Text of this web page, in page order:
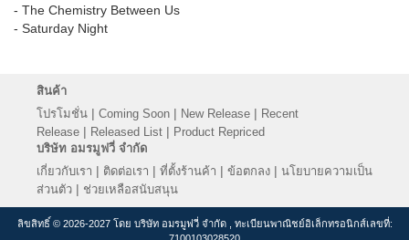
- The Chemistry Between Us
- Saturday Night
สินค้า
โปรโมชั่น | Coming Soon | New Release | Recent
Release | Released List | Product Repriced
บริษัท อมรมูฟวี่ จำกัด
เกี่ยวกับเรา | ติดต่อเรา | ที่ตั้งร้านค้า | ข้อตกลง | นโยบายความเป็น
ส่วนตัว | ช่วยเหลือสนับสนุน
ลิขสิทธิ์ © 2026-2027 โดย บริษัท อมรมูฟวี่ จำกัด , ทะเบียนพาณิชย์อิเล็กทรอนิกส์เลขที่: